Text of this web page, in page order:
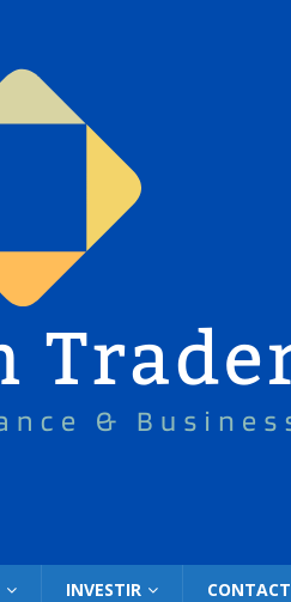
INVESTIR CONTACT